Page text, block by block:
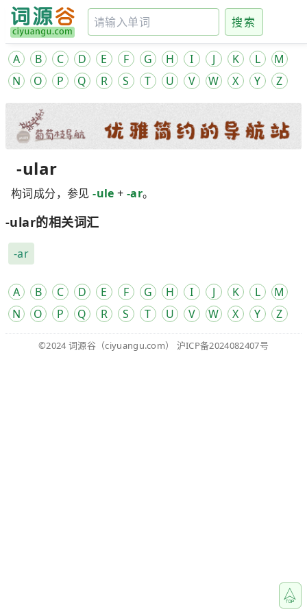
搜索
A B C D E F G H I J K L
M
N
O P Q R S T U V W X Y Z
-ular
构词成分，参见-ule +-ar。
-ular的相关词汇
-ar
A B C D E F G H I J K L
M
N
O P Q R S T U V W X Y Z
©2024 词源谷 （ciyuangu.com） 沪ICP备2024082407号